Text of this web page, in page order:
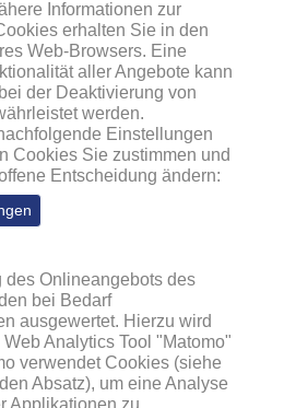
Informationen zur
erhalten Sie in den
Web-Browsers. Eine
aller Angebote kann
der Deaktivierung von
werden.
Einstellungen
Cookies Sie zustimmen und
Entscheidung ändern:
des Onlineangebots des
bei Bedarf
ausgewertet. Hierzu wird
Analytics Tool "Matomo"
verwendet Cookies (siehe
Absatz), um eine Analyse